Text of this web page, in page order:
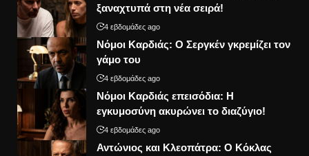
ξαναχτυπά στη νέα σειρά!
4 εβδομάδες ago
Νόμοι Καρδιάς: Ο Σεργκέν γκρεμίζει τον
γάμο του
4 εβδομάδες ago
Νόμοι Καρδιάς επεισόδια: Η
εγκυμοσύνη ακυρώνει το διαζύγιο!
4 εβδομάδες ago
Αντώνιος και Κλεοπάτρα: Ο Κόκλας